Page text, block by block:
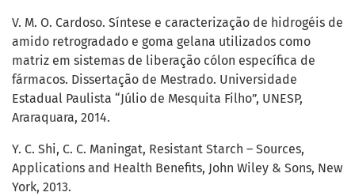
V. M. O. Cardoso. Síntese e caracterização de hidrogéis de
amido retrogradado e goma gelana utilizados como
matriz em sistemas de liberação cólon específica de
fármacos. Dissertação de Mestrado. Universidade
Estadual Paulista “Júlio de Mesquita Filho”, UNESP,
Araraquara, 2014.
Y. C. Shi, C. C. Maningat, Resistant Starch – Sources,
Applications and Health Benefits, John Wiley & Sons, New
York, 2013.